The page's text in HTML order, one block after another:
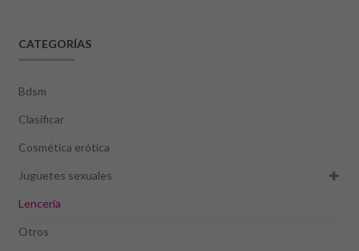
CATEGORÍAS
Bdsm
Clasificar
Cosmética erótica
Juguetes sexuales
Lencería
Otros